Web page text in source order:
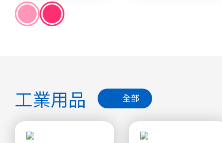
工業用品 全部